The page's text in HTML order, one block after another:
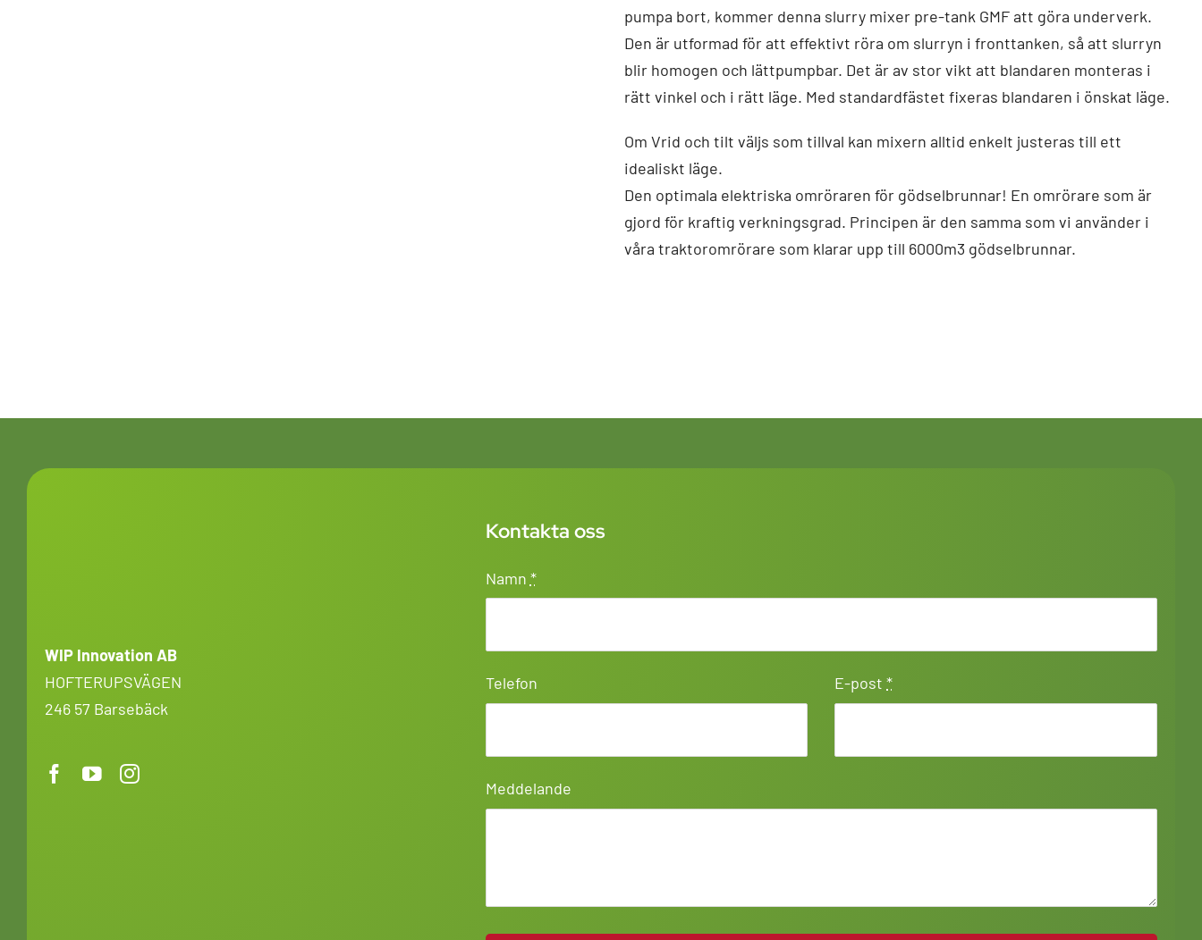
pumpa bort, kommer denna slurry mixer pre-tank GMF att göra underverk.
Den är utformad för att effektivt röra om slurryn i fronttanken, så att slurryn
blir homogen och lättpumpbar. Det är av stor vikt att blandaren monteras i
rätt vinkel och i rätt läge. Med standardfästet fixeras blandaren i önskat läge.
Om Vrid och tilt väljs som tillval kan mixern alltid enkelt justeras till ett
idealiskt läge.
Den optimala elektriska omröraren för gödselbrunnar! En omrörare som är
gjord för kraftig verkningsgrad. Principen är den samma som vi använder i
våra traktoromrörare som klarar upp till 6000m3 gödselbrunnar.
WIP Innovation AB
HOFTERUPSVÄGEN
246 57 Barsebäck
Kontakta oss
Namn *
Telefon E-post*
Meddelande